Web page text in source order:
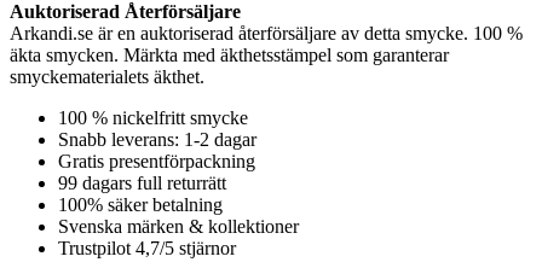
Auktoriserad Återförsäljare
Arkandi.se är en auktoriserad återförsäljare av detta smycke. 100 %
äkta smycken. Märkta med äkthetsstämpel som garanterar
smyckematerialets äkthet.
100 % nickelfritt smycke
Snabb leverans: 1-2 dagar
Gratis presentförpackning
99 dagars full returrätt
100% säker betalning
Svenska märken & kollektioner
Trustpilot 4,7/5 stjärnor